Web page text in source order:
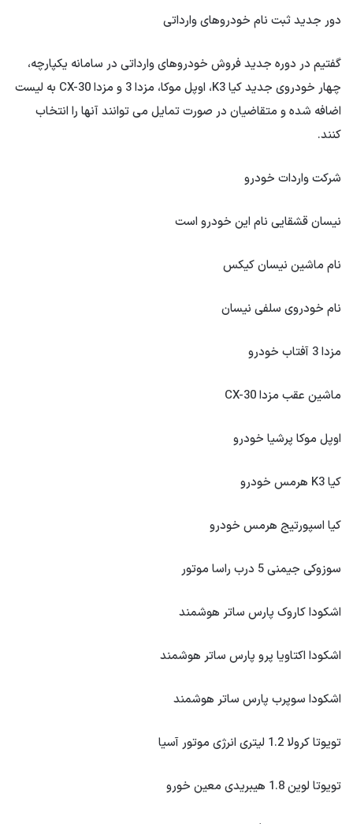
دور جدید ثبت نام خودروهای وارداتی
گفتیم در دوره جدید فروش خودروهای وارداتی در سامانه یکپارچه،
چهار خودروی جدید کیا K3، اوپل موکا، مزدا 3 و مزدا CX-30 به لیست
اضافه شده و متقاضیان در صورت تمایل می توانند آنها را انتخاب
کنند.
شرکت واردات خودرو
نیسان قشقایی نام این خودرو است
نام ماشین نیسان کیکس
نام خودروی سلفی نیسان
مزدا 3 آفتاب خودرو
ماشین عقب مزدا CX-30
اوپل موکا پرشیا خودرو
کیا K3 هرمس خودرو
کیا اسپورتیج هرمس خودرو
سوزوکی جیمنی 5 درب راسا موتور
اشکودا کاروک پارس ساتر هوشمند
اشکودا اکتاویا پرو پارس ساتر هوشمند
اشکودا سوپرب پارس ساتر هوشمند
تویوتا کرولا 1.2 لیتری انرژی موتور آسیا
تویوتا لوین 1.8 هیبریدی معین خورو